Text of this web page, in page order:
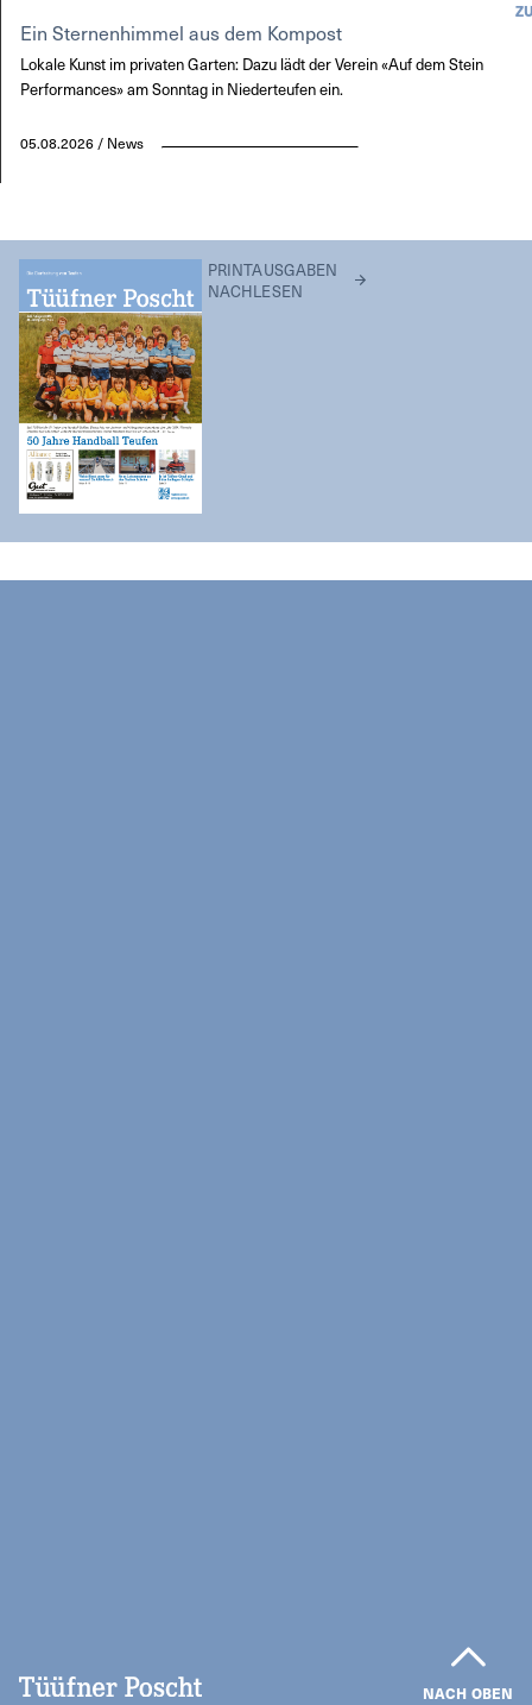
Ein Sternenhimmel aus dem Kompost
Lokale Kunst im privaten Garten: Dazu lädt der Verein «Auf dem Stein
Performances» am Sonntag in Niederteufen ein.
05.08.2026 / News
PRINTAUSGABEN
NACHLESEN
NACH OBEN